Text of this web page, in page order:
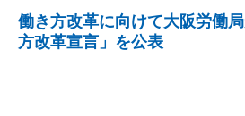
働き方改革に向けて大阪労働
方改革宣言」を公表